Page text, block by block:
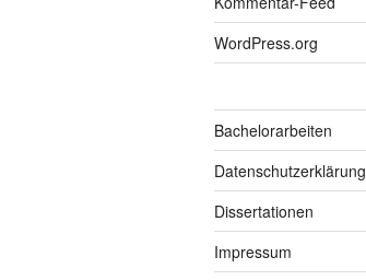
WordPress.org
Bachelorarbeiten
Datenschutzerklärung
Dissertationen
Impressum